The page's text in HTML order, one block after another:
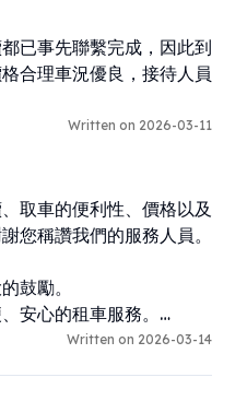
已事先聯繫完成，因此到
合理車況優良，接待人員
Written on 2026-03-11
取車的便利性、價格以及
您稱讚我們的服務人員。
鼓勵。
安心的租車服務。
Written on 2026-03-14